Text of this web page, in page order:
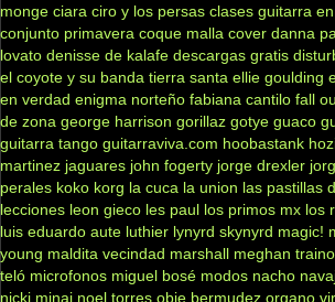
monge ciara ciro y los persas clases guitarra
conjunto primavera coque malla cover danna
lovato denisse de kalafe descargas gratis
el coyote y su banda tierra santa ellie goulding
en verdad enigma norteño fabiana cantilo fall
de zona george harrison gorillaz gotye guaco
guitarra tango guitarraviva.com hoobastank
martinez jaguares john fogerty jorge drexler
perales koko korg la cuca la union las pastillas
lecciones leon gieco les paul los primos mx los
luis eduardo aute luthier lynyrd skynyrd magic!
young maldita vecindad marshall meghan
teló microfonos miguel bosé modos nacho
nicki minaj noel torres obie bermudez organo